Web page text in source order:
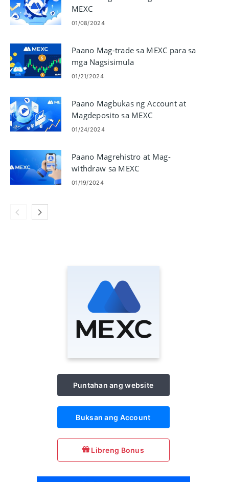
MEXC
01/08/2024
Paano Mag-trade sa MEXC para sa
mga Nagsisimula
01/21/2024
Paano Magbukas ng Account at
Magdeposito sa MEXC
01/24/2024
Paano Magrehistro at Mag-
withdraw sa MEXC
01/19/2024
Puntahan ang website
Buksan ang Account
Libreng Bonus